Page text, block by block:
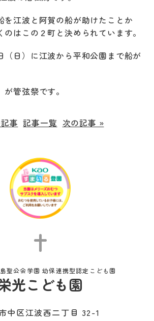
を江波と阿賀の船が助けたことか
のはこの２町と決められています。
（日）に江波から平和公園まで船が
管弦祭です。
事 記事一覧 次の記事 »
聖公会学園 幼保連携型認定こども園
光こども園
中区江波西二丁目 32-1